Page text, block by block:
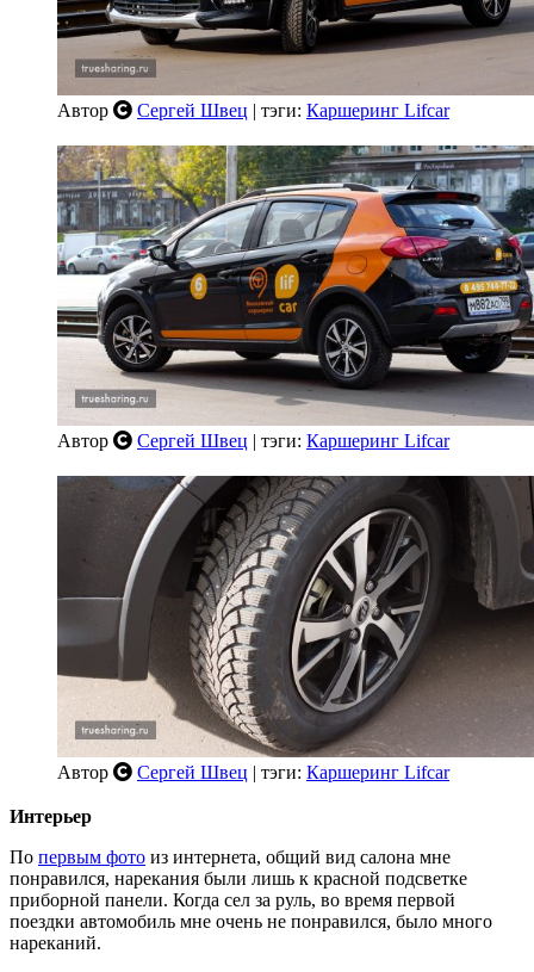
Автор Сергей Швец | тэги: Каршеринг Lifcar
Автор Сергей Швец | тэги: Каршеринг Lifcar
Автор Сергей Швец | тэги: Каршеринг Lifcar
Интерьер
По первым фото из интернета, общий вид салона мне
понравился, нарекания были лишь к красной подсветке
приборной панели. Когда сел за руль, во время первой
поездки автомобиль мне очень не понравился, было много
нареканий.